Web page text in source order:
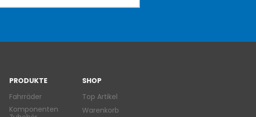
PRODUKTE
Fahrräder
Komponenten
SHOP
Top Artikel
Warenkorb